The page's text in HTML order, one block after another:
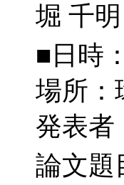
堀 千明
■日時
場所：
発表
論文題